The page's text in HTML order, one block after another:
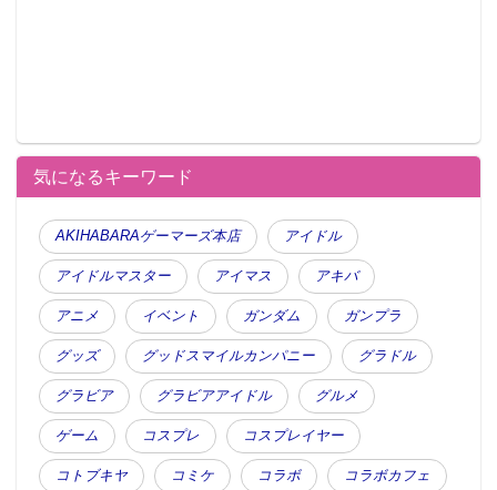
気になるキーワード
AKIHABARAゲーマーズ本店 アイドル
アイドルマスター アイマス アキバ
アニメ イベント ガンダム ガンプラ
グッズ グッドスマイルカンパニー グラドル
グラビア グラビアアイドル グルメ
ゲーム コスプレ コスプレイヤー
コトブキヤ コミケ コラボ コラボカフェ